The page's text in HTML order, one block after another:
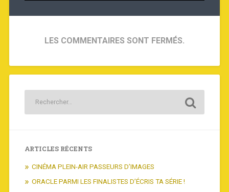
LES COMMENTAIRES SONT FERMÉS.
ARTICLES RÉCENTS
CINÉMA PLEIN-AIR PASSEURS D’IMAGES
ORACLE PARMI LES FINALISTES D’ÉCRIS TA SÉRIE !